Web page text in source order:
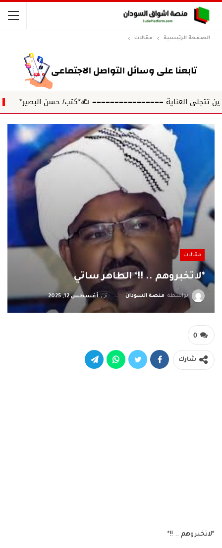
الصفحة الرئيسية مقالات
العناية ================ ✍️*كتب/ حسن البصير* حين
مقالات
*لاتخبروهم .. !!* الطاهر ساتي
بواسطة منصة السودان فيأغسطس 12, 2025
0
شارك
*لاتخبروهم .. !!*